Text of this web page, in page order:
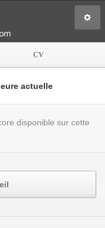
CV
actuelle
disponible sur cette